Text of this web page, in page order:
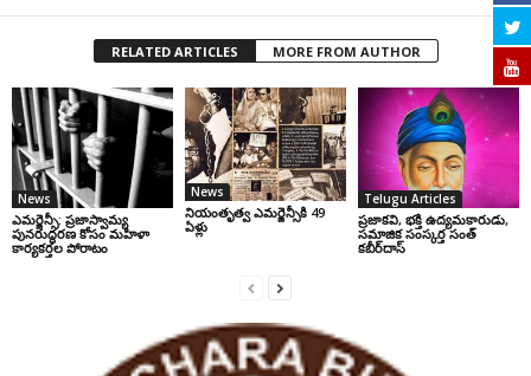
RELATED ARTICLES MORE FROM AUTHOR
News
ఎమర్జెన్సీ: ప్రజాస్వామ్య
పునరుద్ధరణ కోసం మహిళా
కార్యకర్తల పోరాటం
News
నియంతృత్వ ఎమర్జెన్సీకి 49
ఏళ్లు
Telugu Articles
ప్రజాకవి, భక్తి ఉద్యమకారుడు,
సమాజిక సంస్కర్త సంత్‌
కబీర్‌దాస్‌